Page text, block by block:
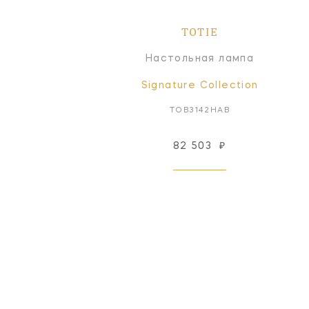
TOTIE
Настольная лампа
Signature Collection
TOB3142HAB
82 503 ₽